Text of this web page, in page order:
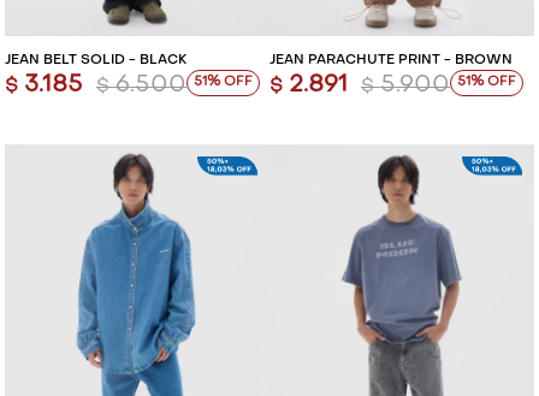
JEAN BELT SOLID - BLACK
$ 3.185 $ 6.500 51
JEAN PARACHUTE PRINT - BROWN
$ 2.891 $ 5.900 51